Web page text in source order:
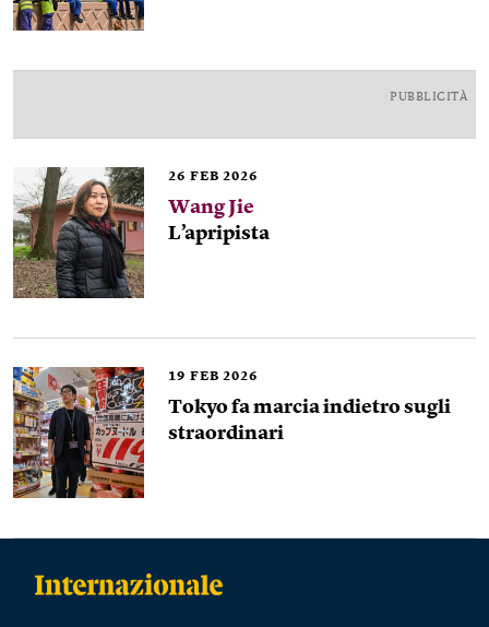
PUBBLICITÀ
26 FEB 2026
Wang Jie
L’apripista
19 FEB 2026
Tokyo fa marcia indietro sugli
straordinari